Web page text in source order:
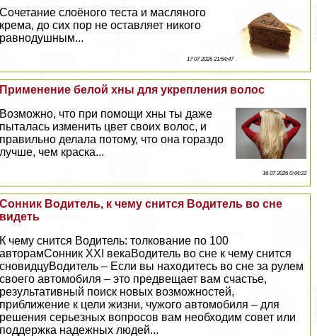
Сочетание слоёного теста и масляного
крема, до сих пор не оставляет никого
равнодушным...
17 07 2026 21:54:47
Применение белой хны для укрепления волос
Возможно, что при помощи хны ты даже
пыталась изменить цвет своих волос, и
правильно делала потому, что она гораздо
лучше, чем краска...
16 07 2026 0:44:22
Сонник Водитель, к чему снится Водитель во сне
видеть
К чему снится Водитель: толкование по 100
авторамСонник XXI векаВодитель во сне к чему снится
сновидцуВодитель – Если вы находитесь во сне за рулем
своего автомобиля – это предвещает вам счастье,
результативный поиск новых возможностей,
приближение к цели жизни, чужого автомобиля – для
решения серьезных вопросов вам необходим совет или
поддержка надежных людей...